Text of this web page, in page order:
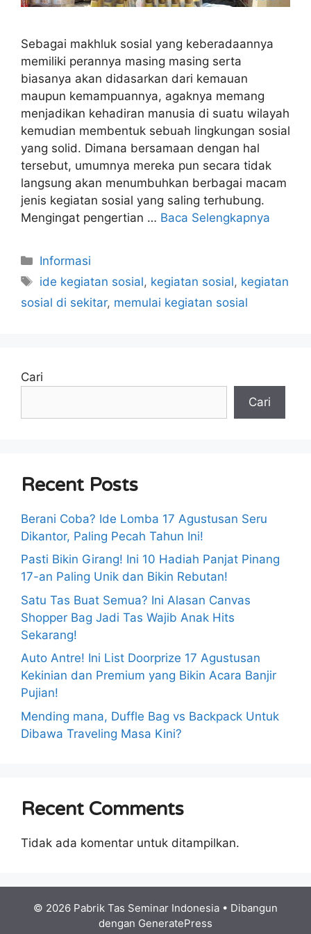
Sebagai makhluk sosial yang keberadaannya
memiliki perannya masing masing serta
biasanya akan didasarkan dari kemauan
maupun kemampuannya, agaknya memang
menjadikan kehadiran manusia di suatu wilayah
kemudian membentuk sebuah lingkungan sosial
yang solid. Dimana bersamaan dengan hal
tersebut, umumnya mereka pun secara tidak
langsung akan menumbuhkan berbagai macam
jenis kegiatan sosial yang saling terhubung.
Mengingat pengertian … Baca Selengkapnya
Kategori
Informasi
Tag
ide kegiatan sosial, kegiatan sosial, kegiatan
sosial di sekitar, memulai kegiatan sosial
Cari
Cari
Recent Posts
Berani Coba? Ide Lomba 17 Agustusan Seru
Dikantor, Paling Pecah Tahun Ini!
Pasti Bikin Girang! Ini 10 Hadiah Panjat Pinang
17-an Paling Unik dan Bikin Rebutan!
Satu Tas Buat Semua? Ini Alasan Canvas
Shopper Bag Jadi Tas Wajib Anak Hits
Sekarang!
Auto Antre! Ini List Doorprize 17 Agustusan
Kekinian dan Premium yang Bikin Acara Banjir
Pujian!
Mending mana, Duffle Bag vs Backpack Untuk
Dibawa Traveling Masa Kini?
Recent Comments
Tidak ada komentar untuk ditampilkan.
© 2026 Pabrik Tas Seminar Indonesia • Dibangun
dengan GeneratePress